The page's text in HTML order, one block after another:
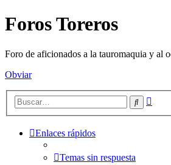
Foros Toreros
Foro de aficionados a la tauromaquia y al
Obviar
Buscar
Enlaces rápidos
Temas sin respuesta